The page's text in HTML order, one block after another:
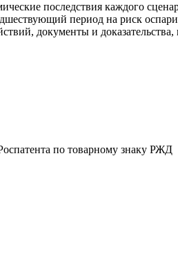
последствия каждого
период на риск
документы и доказательства,
по товарному знаку РЖД